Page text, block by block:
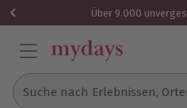
Über 9.000
Suche nach Erlebnissen,